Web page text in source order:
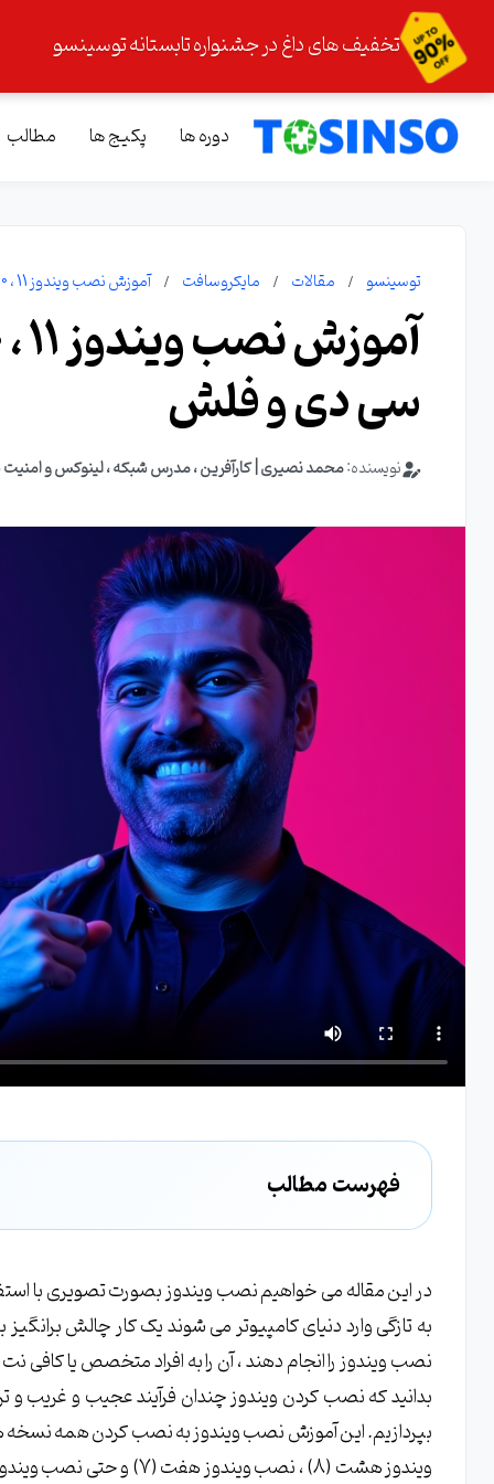
تخفیف های داغ در جشنواره تابستانه توسینسو
دوره ها پکیج ها مطالب
توسینسو مقالات مایکروسافت آموزش نصب ویندوز 11 ، 10 ، 8 ، 7 و XP گام به گام با سی دی و فلش
سی دی و فلش
نویسنده:محمد نصیری | کارآفرین ، مدرس شبکه ، لینوکس و امنیت
فهرست مطالب
فرآیند نصب ویندوز چیست؟ فاز اول ( دانلود فایل نصبی
فرآیند نصب ویندوز چیست؟ فاز سوم ( قرار دادن DVD یا فلش مموری Bootable در دستگاه )
حداقل سیستم مورد نیاز برای نصب ویندوز 11 ، 10 ، 8 ، 7 و ویندوز XP چیست؟
آموزش نصب ویندوز یازده (11) بصورت کامل + تصویری و گام به گام
گام اول نصب ویندوز 11 : زدن هر کلیدی برای بوت شدن DVD نصب ویندوز
گام دوم نصب ویندوز 11 : انتخاب زبان ویندوز و زدن دکمه Next
به تازگی وارد دنیای کامپیوتر می شوند یک کار چالش
نصب ویندوز را انجام دهند ، آن را به افراد متخصص یا کافی
بدانید که نصب کردن ویندوز چندان فرآیند عجیب و غریب
بپردازیم. این آموزش نصب ویندوز به نصب کردن همه نسخه